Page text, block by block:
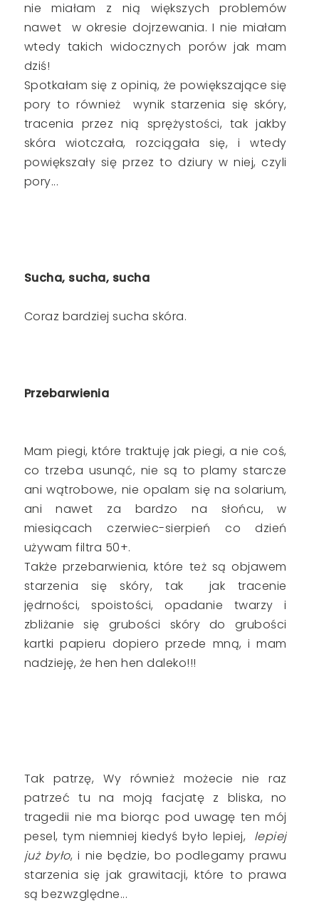
nie miałam z nią większych problemów
nawet w okresie dojrzewania. I nie miałam
wtedy takich widocznych porów jak mam
dziś!
Spotkałam się z opinią, że powiększające się
pory to również wynik starzenia się skóry,
tracenia przez nią sprężystości, tak jakby
skóra wiotczała, rozciągała się, i wtedy
powiększały się przez to dziury w niej, czyli
pory...
Sucha, sucha, sucha
Coraz bardziej sucha skóra.
Przebarwienia
Mam piegi, które traktuję jak piegi, a nie coś,
co trzeba usunąć, nie są to plamy starcze
ani wątrobowe, nie opalam się na solarium,
ani nawet za bardzo na słońcu, w
miesiącach czerwiec-sierpień co dzień
używam filtra 50+.
Także przebarwienia, które też są objawem
starzenia się skóry, tak jak tracenie
jędrności, spoistości, opadanie twarzy i
zbliżanie się grubości skóry do grubości
kartki papieru dopiero przede mną, i mam
nadzieję, że hen hen daleko!!!
Tak patrzę, Wy również możecie nie raz
patrzeć tu na moją facjatę z bliska, no
tragedii nie ma biorąc pod uwagę ten mój
pesel, tym niemniej kiedyś było lepiej,
lepiej
już było, i nie będzie, bo podlegamy prawu
starzenia się jak grawitacji, które to prawa
są bezwzględne...